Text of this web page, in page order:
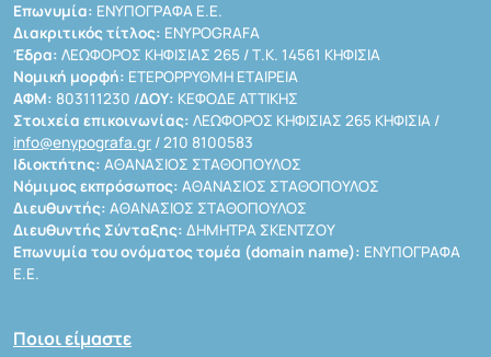
Επωνυμία: ΕΝΥΠΟΓΡΑΦΑ Ε.Ε.
Διακριτικός τίτλος: ENYPOGRAFA
Έδρα: ΛΕΩΦΟΡΟΣ ΚΗΦΙΣΙΑΣ 265 / Τ.Κ. 14561 ΚΗΦΙΣΙΑ
Νομική μορφή: ΕΤΕΡΟΡΡΥΘΜΗ ΕΤΑΙΡΕΙΑ
ΑΦΜ: 803111230 /ΔΟΥ: ΚΕΦΟΔΕ ΑΤΤΙΚΗΣ
Στοιχεία επικοινωνίας: ΛΕΩΦΟΡΟΣ ΚΗΦΙΣΙΑΣ 265 ΚΗΦΙΣΙΑ /
info@enypografa.gr / 210 8100583
Ιδιοκτήτης: ΑΘΑΝΑΣΙΟΣ ΣΤΑΘΟΠΟΥΛΟΣ
Νόμιμος εκπρόσωπος: ΑΘΑΝΑΣΙΟΣ ΣΤΑΘΟΠΟΥΛΟΣ
Διευθυντής: ΑΘΑΝΑΣΙΟΣ ΣΤΑΘΟΠΟΥΛΟΣ
Διευθυντής Σύνταξης: ΔΗΜΗΤΡΑ ΣΚΕΝΤΖΟΥ
Επωνυμία του ονόματος τομέα (domain name): ΕΝΥΠΟΓΡΑΦΑ
Ε.Ε.
Ποιοι είμαστε